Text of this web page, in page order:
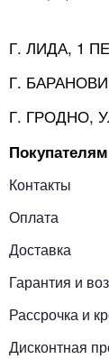
Г. ЛИДА, 1
Г.
Г. ГРОДНО,
Покупателям
Контакты
Оплата
Доставка
Гарантия и
Рассрочка и
Дисконтная